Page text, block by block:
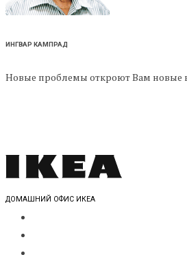
ИНГВАР КАМПРАД
Новые проблемы откроют Вам новые
ДОМАШНИЙ ОФИС ИКЕА